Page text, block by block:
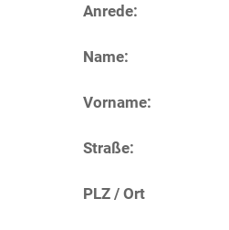
Anrede:
Name:
Vorname:
Straße:
PLZ / Ort